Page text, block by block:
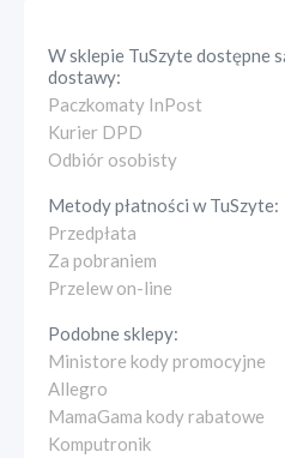
W sklepie TuSzytedostępne
dostawy:
Paczkomaty InPost
Kurier DPD
Odbiór osobisty
Metody płatności wTuSzyte:
Przedpłata
Za pobraniem
Przelew on-line
Podobne sklepy:
Ministore kody promocyjne
Allegro
MamaGama kody rabatowe
Komputronik